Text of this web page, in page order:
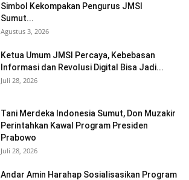
Simbol Kekompakan Pengurus JMSI
Sumut...
Agustus 3, 2026
Ketua Umum JMSI Percaya, Kebebasan
Informasi dan Revolusi Digital Bisa Jadi...
Juli 28, 2026
Tani Merdeka Indonesia Sumut, Don Muzakir
Perintahkan Kawal Program Presiden
Prabowo
Juli 28, 2026
Andar Amin Harahap Sosialisasikan Program